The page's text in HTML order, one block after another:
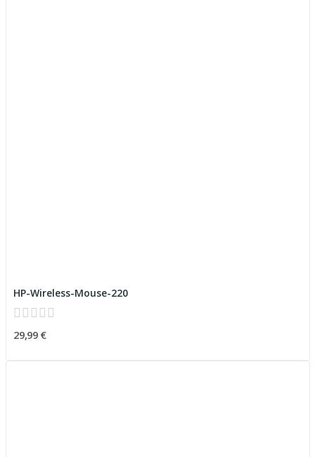
HP-Wireless-Mouse-220
29,99 €